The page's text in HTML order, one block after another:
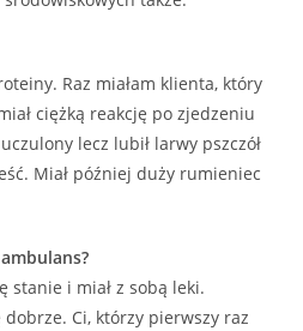
Raz miałam klienta, który
ciężką reakcję po zjedzeniu
lecz lubił larwy pszczół
Miał później duży rumieniec
stanie i miał z sobą leki.
Ci, którzy pierwszy raz